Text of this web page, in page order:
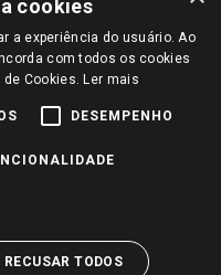
cookies
a experiência do usuário. Ao
com todos os cookies
Cookies. Ler mais
DESEMPENHO
RECUSAR TODOS